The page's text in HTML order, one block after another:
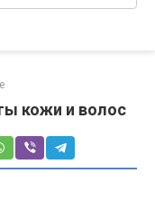
кожи и волос